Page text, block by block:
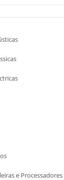
e Processadores